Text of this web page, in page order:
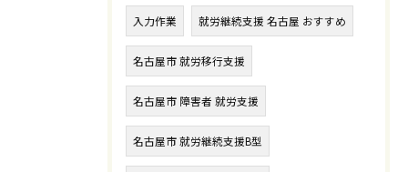
入力作業 就労継続支援 名古屋 おすすめ
名古屋市 就労移行支援
名古屋市 障害者 就労支援
名古屋市 就労継続支援B型